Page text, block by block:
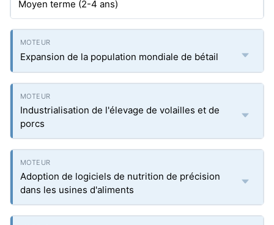
Moyen terme (2-4 ans)
Expansion de la population mondiale de bétail
Industrialisation de l'élevage de volailles et de
porcs
Adoption de logiciels de nutrition de précision
dans les usines d'aliments